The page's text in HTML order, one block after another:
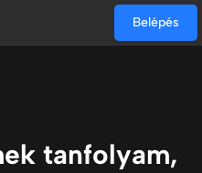
Belépés
tanfolyam,